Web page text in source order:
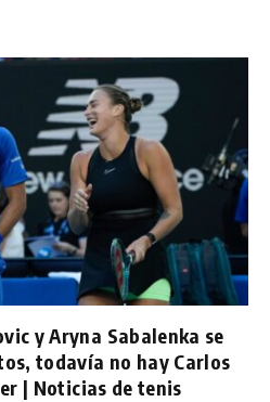
y Aryna Sabalenka se
todavía no hay Carlos
| Noticias de tenis